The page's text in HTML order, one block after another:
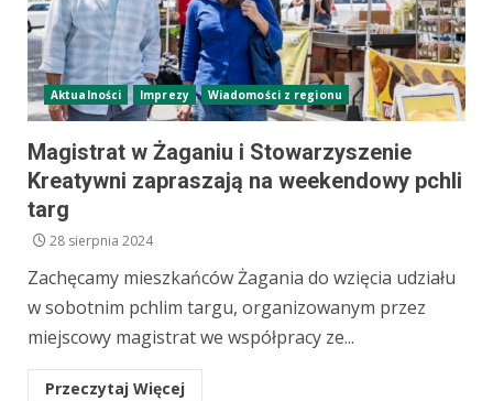
Aktualności Imprezy Wiadomości z regionu
Magistrat w Żaganiu i Stowarzyszenie
Kreatywni zapraszają na weekendowy pchli
targ
28 sierpnia 2024
Zachęcamy mieszkańców Żagania do wzięcia udziału
w sobotnim pchlim targu, organizowanym przez
miejscowy magistrat we współpracy ze...
Przeczytaj Więcej